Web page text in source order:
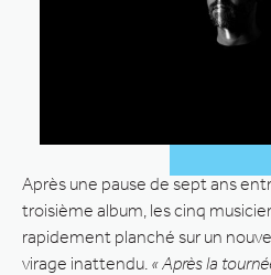
Après une pause de sept ans
troisième album, les cinq
rapidement planché sur un
virage inattendu. « Après la